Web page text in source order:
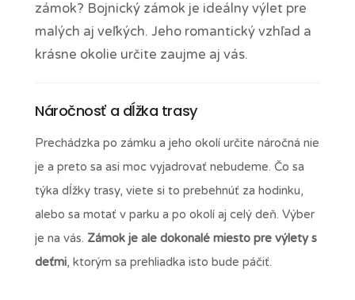
zámok? Bojnický zámok je ideálny výlet pre
malých aj veľkých. Jeho romantický vzhľad a
krásne okolie určite zaujme aj vás.
Náročnosť a dĺžka trasy
Prechádzka po zámku a jeho okolí určite náročná nie
je a preto sa asi moc vyjadrovať nebudeme. Čo sa
týka dĺžky trasy, viete si to prebehnúť za hodinku,
alebo sa motať v parku a po okolí aj celý deň. Výber
je na vás. Zámok je ale dokonalé miesto pre výlety s
deťmi, ktorým sa prehliadka isto bude páčiť.